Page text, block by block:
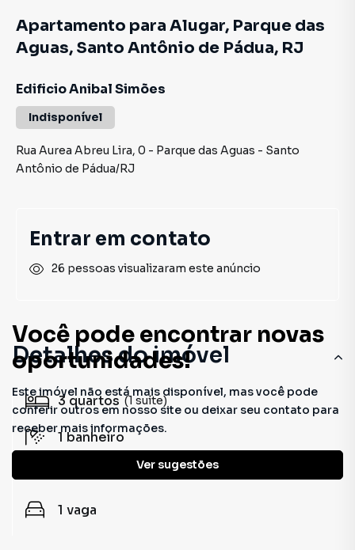
Você pode encontrar novas
oportunidades!
Este imóvel não está mais disponível, mas você pode
conferir outros em nosso site ou deixar seu contato para
receber mais informações.
Ver sugestões
Detalhes do imóvel
3quartos (1 suíte)
1 banheiro
útil
1 vaga
Apartamento para Alugar, Parque das
Aguas, Santo Antônio de Pádua, RJ
Edificio Anibal Simões
Indisponível
Rua Aurea Abreu Lira, 0 - Parque das Aguas - Santo
Antônio de Pádua/RJ
Entrar em contato
26 pessoas visualizaram este anúncio